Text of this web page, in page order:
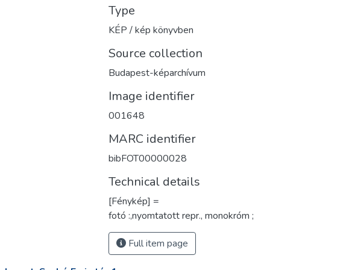
Type
KÉP / kép könyvben
Source collection
Budapest-képarchívum
Image identifier
001648
MARC identifier
bibFOT00000028
Technical details
[Fénykép] =
fotó :,nyomtatott repr., monokróm ;
Full item page